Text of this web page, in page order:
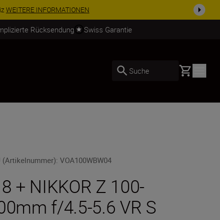
WEITERE INFORMATIONEN
Rücksendung Swiss Garantie
Suche Basket
(Artikelnummer):VOA100WBW04
+ NIKKOR Z 100-
f/4.5-5.6 VR S